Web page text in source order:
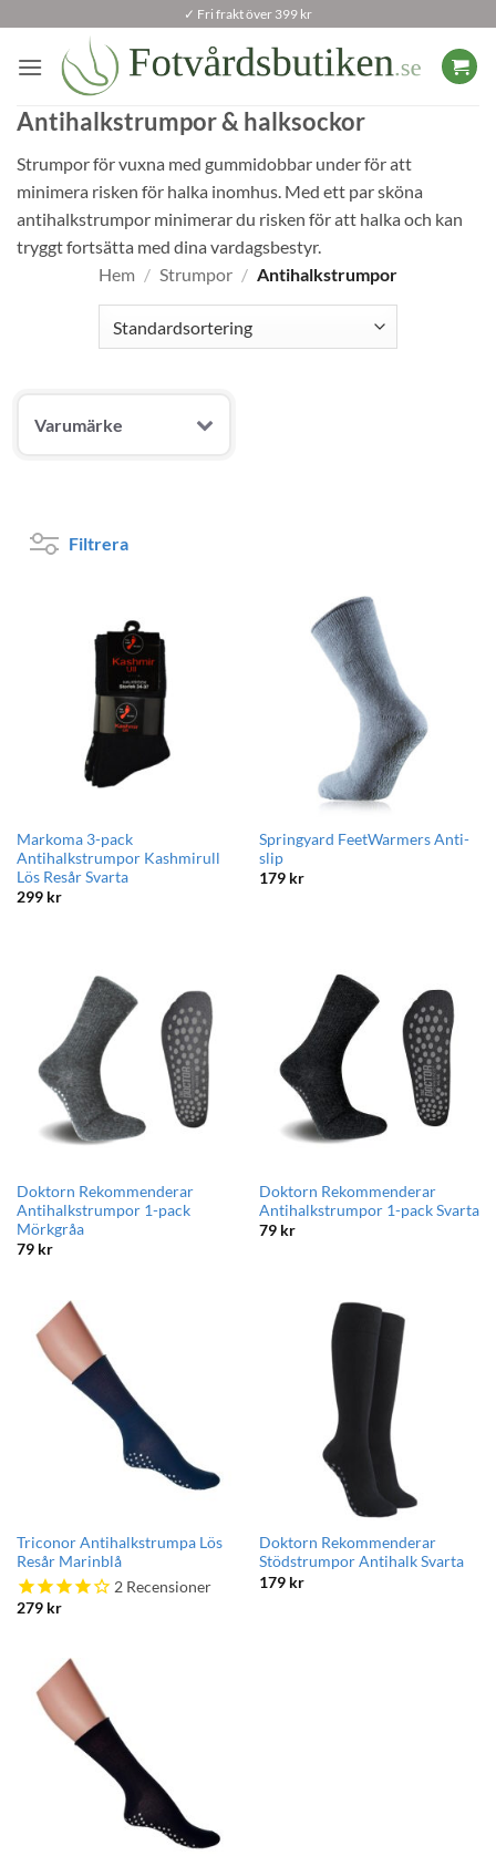
content
✓ Fri frakt över 399 kr
Antihalkstrumpor & halksockor
Strumpor för vuxna med gummidobbar under för att
minimera risken för halka inomhus. Med ett par sköna
antihalkstrumpor minimerar du risken för att halka och kan
tryggt fortsätta med dina vardagsbestyr.
Hem / Strumpor / Antihalkstrumpor
Varumärke
Filtrera
Markoma 3-pack
Antihalkstrumpor Kashmirull
Lös Resår Svarta
299 kr
Springyard FeetWarmers Anti-
slip
179 kr
Doktorn Rekommenderar
Antihalkstrumpor 1-pack
Mörkgråa
79 kr
Doktorn Rekommenderar
Antihalkstrumpor 1-pack Svarta
79 kr
Triconor Antihalkstrumpa Lös
Resår Marinblå
2Recensioner
279 kr
Doktorn Rekommenderar
Stödstrumpor Antihalk Svarta
179 kr